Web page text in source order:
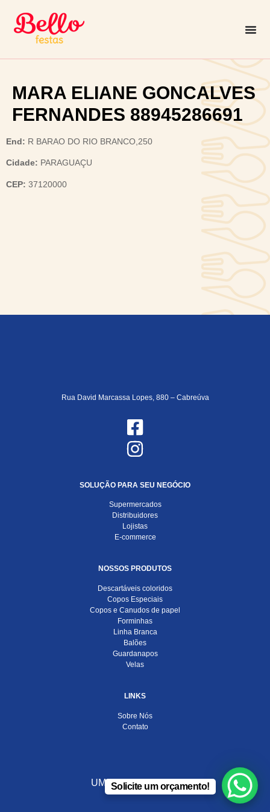
MARA ELIANE GONCALVES
FERNANDES 88945286691
End: R BARAO DO RIO BRANCO,250
Cidade: PARAGUAÇU
CEP: 37120000
Rua David Marcassa Lopes, 880 – Cabreúva
SOLUÇÃO PARA SEU NEGÓCIO
Supermercados
Distribuidores
Lojistas
E-commerce
NOSSOS PRODUTOS
Descartáveis coloridos
Copos Especiais
Copos e Canudos de papel
Forminhas
Linha Branca
Balões
Guardanapos
Velas
LINKS
Sobre Nós
Contato
UMA EMPRESA DO
Solicite um orçamento!